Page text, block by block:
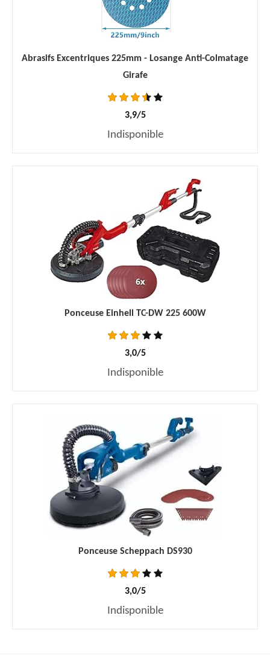
Abrasifs Excentriques 225mm - Losange Anti-Colmatage
Girafe
3,9/5
Indisponible
Ponceuse Einhell TC-DW 225 600W
3,0/5
Indisponible
Ponceuse Scheppach DS930
3,0/5
Indisponible